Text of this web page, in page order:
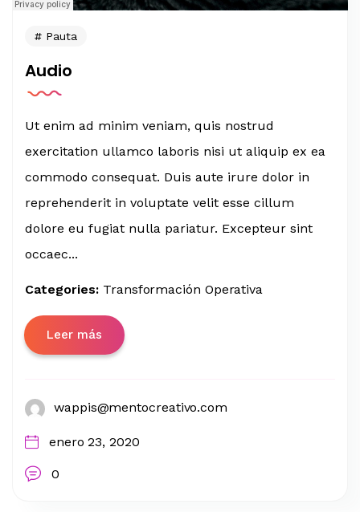
Pauta
Audio
Ut enim ad minim veniam, quis nostrud
exercitation ullamco laboris nisi ut aliquip ex ea
commodo consequat. Duis aute irure dolor in
reprehenderit in voluptate velit esse cillum
dolore eu fugiat nulla pariatur. Excepteur sint
occaec...
Categories: Transformación Operativa
Leer más
wappis@mentocreativo.com
enero 23, 2020
0